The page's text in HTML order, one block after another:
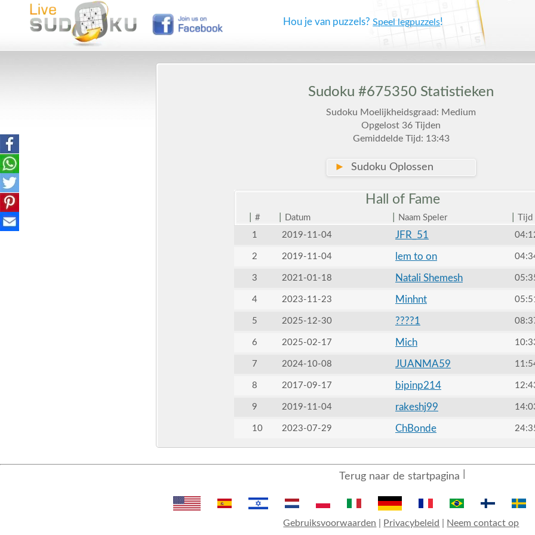
Hou je van puzzels?Speel legpuzzels!
Sudoku #675350 Statistieken
Sudoku Moelijkheidsgraad: Medium
Opgelost 36 Tijden
Gemiddelde Tijd: 13:43
► Sudoku Oplossen
Hall of Fame
# Datum Naam Speler
Tijd
1
2019-11-04 JFR_51
2 2019-11-04 lem to on
3 2021-01-18 Natali Shemesh
4 2023-11-23 Minhnt
5 2025-12-30 ????1
6 2025-02-17 Mich
7 2024-10-08 JUANMA59
8 2017-09-17 bipinp214
9 2019-11-04 rakeshj99
10 2023-07-29 ChBonde
Terug naar de startpagina
Gebruiksvoorwaarden Privacybeleid Neem contact op